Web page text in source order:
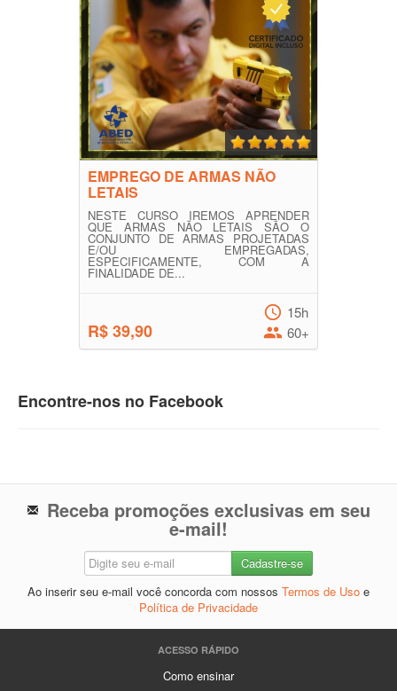
EMPREGO DE ARMAS NÃO
LETAIS
NESTE CURSO IREMOS APRENDER
QUE ARMAS NÃO LETAIS SÃO O
CONJUNTO DE ARMAS PROJETADAS
E/OU EMPREGADAS,
ESPECIFICAMENTE, COM A
FINALIDADE DE...
R$ 39,90
15h
60+
Encontre-nos no Facebook
Receba promoções exclusivas em seu
e-mail!
Ao inserir seu e-mail você concorda com nossos Termos de Uso e
Política de Privacidade
ACESSO RÁPIDO
Como ensinar